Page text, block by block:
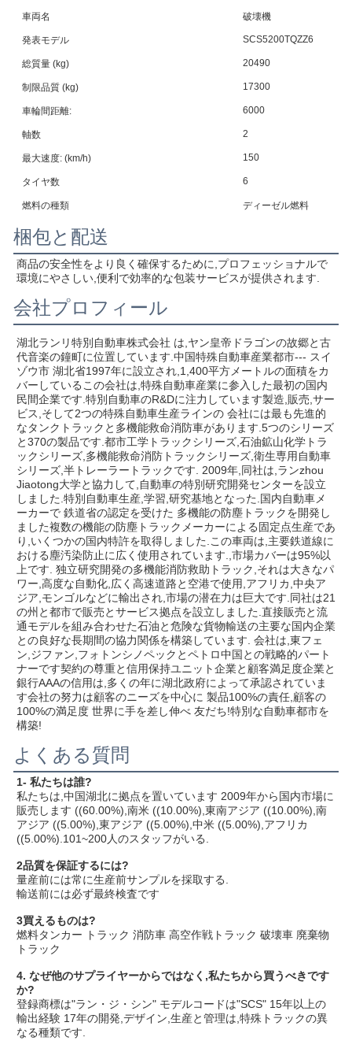
車両名 破壊機
発表モデル SCS5200TQZZ6
総質量 (kg) 20490
制限品質 (kg) 17300
車輪間距離: 6000
軸数 2
最大速度: (km/h) 150
タイヤ数 6
燃料の種類 ディーゼル燃料
梱包と配送
商品の安全性をより良く確保するために,プロフェッショナルで
環境にやさしい,便利で効率的な包装サービスが提供されます.
会社プロフィール
湖北ランリ特別自動車株式会社 は,ヤン皇帝ドラゴンの故郷と古
代音楽の鐘町に位置しています.中国特殊自動車産業都市--- スイ
ゾウ市 湖北省1997年に設立され,1,400平方メートルの面積をカ
バーしているこの会社は,特殊自動車産業に参入した最初の国内
民間企業です.特別自動車のR&Dに注力しています製造,販売,サー
ビス,そして2つの特殊自動車生産ラインの 会社には最も先進的
なタンクトラックと多機能救命消防車があります.5つのシリーズ
と370の製品です.都市工学トラックシリーズ,石油鉱山化学トラ
ックシリーズ,多機能救命消防トラックシリーズ,衛生専用自動車
シリーズ,半トレーラートラックです. 2009年,同社は,ランzhou
Jiaotong大学と協力して,自動車の特別研究開発センターを設立
しました.特別自動車生産,学習,研究基地となった.国内自動車メ
ーカーで 鉄道省の認定を受けた 多機能の防塵トラックを開発し
ました複数の機能の防塵トラックメーカーによる固定点生産であ
り,いくつかの国内特許を取得しました.この車両は,主要鉄道線に
おける塵汚染防止に広く使用されています.,市場カバーは95%以
上です. 独立研究開発の多機能消防救助トラック,それは大きなパ
ワー,高度な自動化,広く高速道路と空港で使用,アフリカ,中央ア
ジア,モンゴルなどに輸出され,市場の潜在力は巨大です.同社は21
の州と都市で販売とサービス拠点を設立しました.直接販売と流
通モデルを組み合わせた石油と危険な貨物輸送の主要な国内企業
との良好な長期間の協力関係を構築しています. 会社は,東フェ
ン,ジファン,フォトンシノペックとペトロ中国との戦略的パート
ナーです契約の尊重と信用保持ユニット企業と顧客満足度企業と
銀行AAAの信用は,多くの年に湖北政府によって承認されていま
す会社の努力は顧客のニーズを中心に 製品100%の責任,顧客の
100%の満足度 世界に手を差し伸べ 友だち!特別な自動車都市を
構築!
よくある質問
1- 私たちは誰?
私たちは,中国湖北に拠点を置いています 2009年から国内市場に
販売します ((60.00%),南米 ((10.00%),東南アジア ((10.00%),南
アジア ((5.00%),東アジア ((5.00%),中米 ((5.00%),アフリカ
((5.00%).101~200人のスタッフがいる.
2品質を保証するには?
量産前には常に生産前サンプルを採取する.
輸送前には必ず最終検査です
3買えるものは?
燃料タンカー トラック 消防車 高空作戦トラック 破壊車 廃棄物
トラック
4. なぜ他のサプライヤーからではなく,私たちから買うべきです
か?
登録商標は"ラン・ジ・シン" モデルコードは"SCS" 15年以上の
輸出経験 17年の開発,デザイン,生産と管理は,特殊トラックの異
なる種類です.